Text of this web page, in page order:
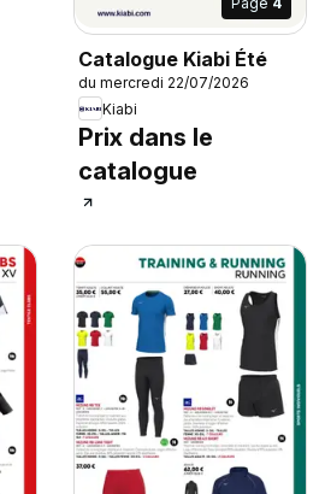
Catalogue Kiabi Été
du mercredi 22/07/2026
Kiabi
Prix dans le
catalogue